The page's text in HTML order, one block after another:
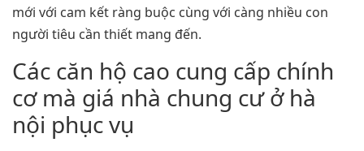
mới với cam kết ràng buộc cùng với càng nhiều con
người tiêu cần thiết mang đến.
Các căn hộ cao cung cấp chính
cơ mà giá nhà chung cư ở hà
nội phục vụ